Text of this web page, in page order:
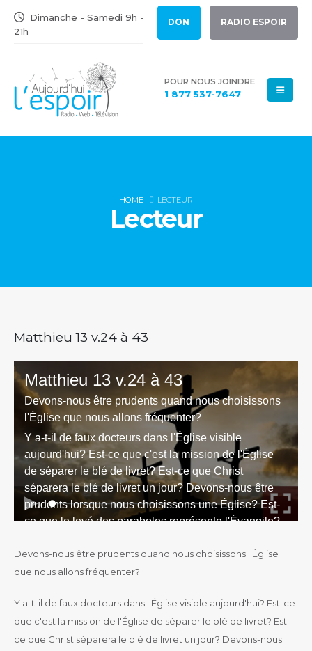
Dimanche - Samedi 9h -
21h
DON RADIO ESPOIR
POUR NOUS JOINDRE
1 877 537-7647
HOME LECTEUR
Lecteur
Matthieu 13 v.24 à 43
Devons-nous être prudents quand nous choisissons l'Église
que nous allons fréquenter?
Y a-t-il de faux docteurs dans l'Église visible aujourd'hui? Est-ce
que c'est la mission de l'Église de séparer le blé de livret? Est-
ce que Christ séparera le blé de livret un jour? Devons-nous